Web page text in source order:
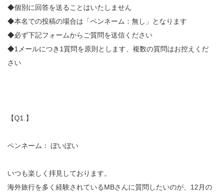
◆個別に回答を送ることはいたしません
◆本名での投稿の場合は「ペンネーム：無し」となります
◆必ず下記フォームからご質問を送信ください
◆1メールにつき1質問を原則とします、複数の質問はお控えくだ
さい
【Q1.】
ペンネーム： ぽいぽい
いつも楽しく拝見しております。
海外旅行を多く経験されているMBさんに質問したいのが、12月の